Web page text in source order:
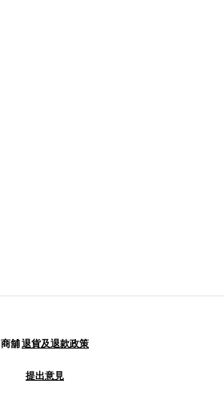
商舖退貨及退款政策
提出意見